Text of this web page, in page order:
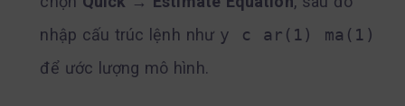
nhập cấu trúc lệnh như y c ar(1) ma(1)
để ước lượng mô hình.